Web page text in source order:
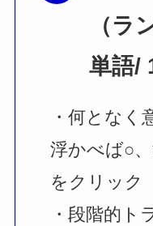
（ラ
単語/
・何となく
浮かべば○
を クリック
・段階的ト